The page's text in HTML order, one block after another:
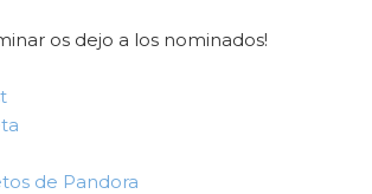
os dejo a los nominados!
de Pandora